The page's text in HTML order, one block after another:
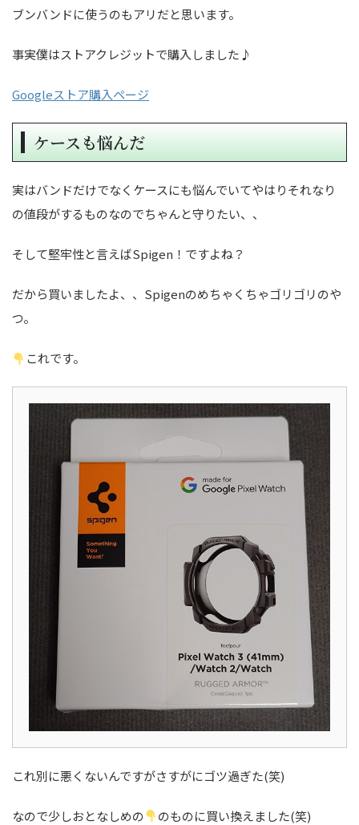
ブンバンドに使うのもアリだと思います。
事実僕はストアクレジットで購入しました♪
Googleストア購入ページ
ケースも悩んだ
実はバンドだけでなくケースにも悩んでいてやはりそれなり
の値段がするものなのでちゃんと守りたい、、
そして堅牢性と言えばSpigen！ですよね？
だから買いましたよ、、Spigenのめちゃくちゃゴリゴリのや
つ。
これです。
これ別に悪くないんですがさすがにゴツ過ぎた(笑)
なので少しおとなしめの のものに買い換えました(笑)